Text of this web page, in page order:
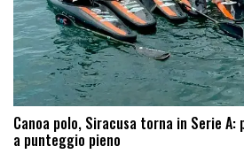
Canoa polo, Siracusa torna in Serie
a punteggio pieno